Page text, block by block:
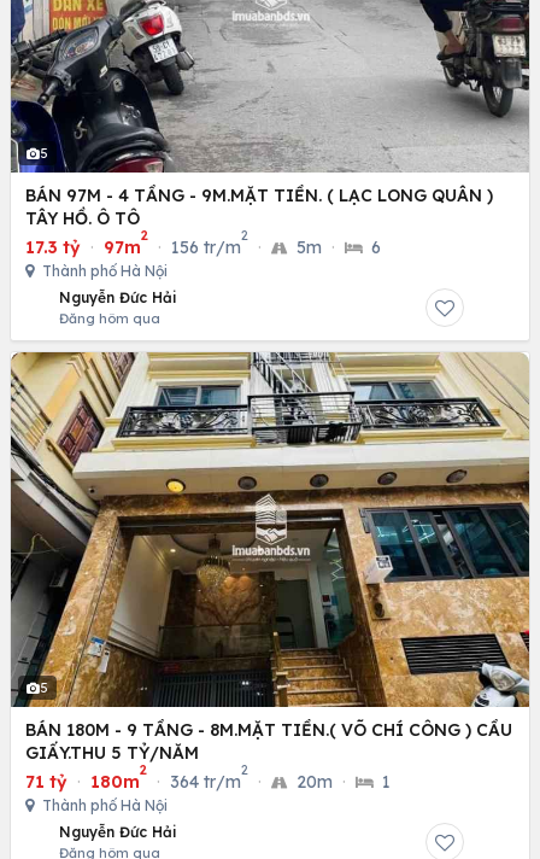
5
BÁN 97M - 4 TẦNG - 9M.MẶT TIỀN. ( LẠC LONG QUÂN )
TÂY HỒ. Ô TÔ
17.3 tỷ · 97m
2
· 156 tr/m
2
· 5m · 6
Thành phố Hà Nội
Nguyễn Đức Hải
Đăng hôm qua
5
BÁN 180M - 9 TẦNG - 8M.MẶT TIỀN.( VÕ CHÍ CÔNG ) CẦU
GIẤY.THU 5 TỶ/NĂM
71 tỷ · 180m
2
· 364 tr/m
2
· 20m · 1
Thành phố Hà Nội
Nguyễn Đức Hải
Đăng hôm qua